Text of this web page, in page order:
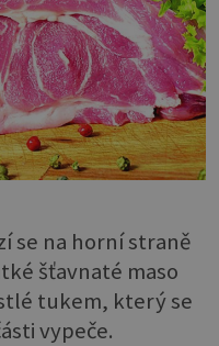
se na horní straně
šťavnaté maso
tukem, který se
vypeče.